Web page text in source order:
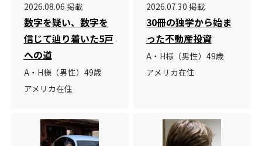
2026.08.06 掲載
数字を疑い、数字を
信じて辿り着いた5戸
への道
A・H様（男性）49歳
アメリカ在住
2026.07.30 掲載
30冊の独学から始ま
った不動産投資
A・H様（男性）49歳
アメリカ在住